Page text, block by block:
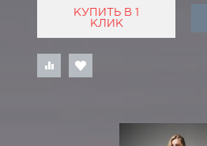
КУПИТЬ В 1
КЛИК